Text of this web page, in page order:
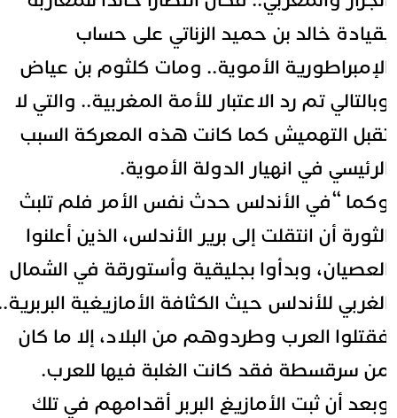
خالد بن حميد الزناتي على حساب
الأموية.. ومات كلثوم بن عياض
تم رد الاعتبار للأمة المغربية.. والتي لا
التهميش كما كانت هذه المعركة السبب
في انهيار الدولة الأموية.
“في الأندلس حدث نفس الأمر فلم تلبث
أن انتقلت إلى برير الأندلس، الذين أعلنوا
وبدأوا بجليقية وأستورقة في الشمال
للأندلس حيث الكثافة الأمازيغية البربرية..
العرب وطردوهم من البلاد، إلا ما كان
سرقسطة فقد كانت الغلبة فيها للعرب.
أن ثبت الأمازيغ البربر أقدامهم في تلك